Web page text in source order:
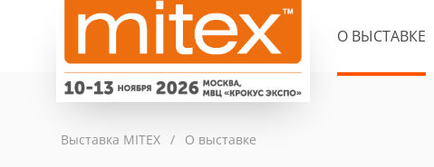
О ВЫСТАВКЕ
Выставка MITEX / О выставке